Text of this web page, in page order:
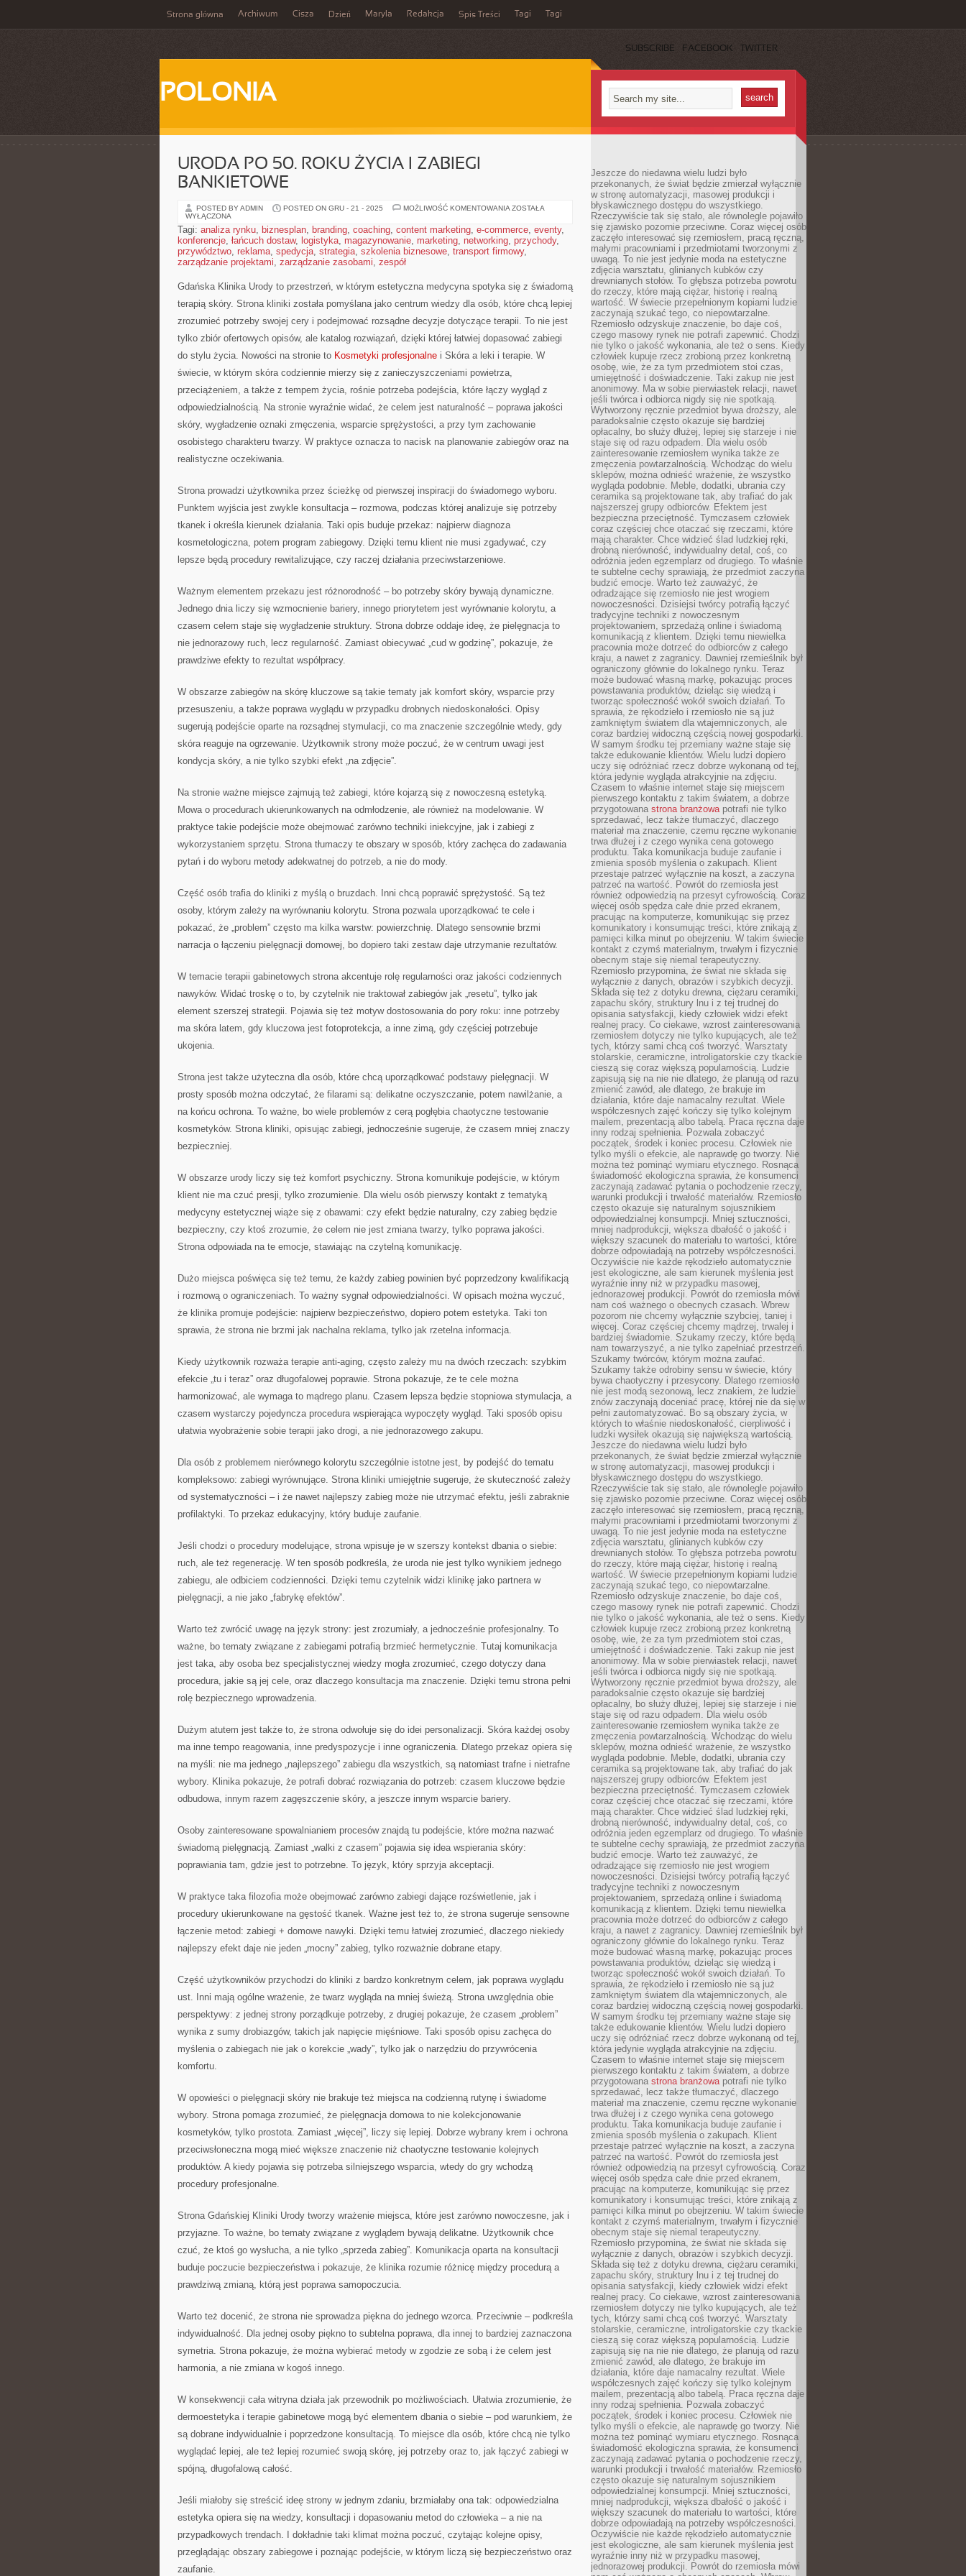
Strona główna Archiwum Cisza Dzień Maryla Redakcja Spis Treści Tagi Tagi
SUBSCRIBE FACEBOOK TWITTER
POLONIA
URODA PO 50. ROKU ŻYCIA I ZABIEGI
BANKIETOWE
POSTED BY ADMIN POSTED ON GRU - 21 - 2025 MOŻLIWOŚĆ KOMENTOWANIA URODA
ROKU
ŻYCIA
ZABIEGI
ZOSTAŁA
WYŁĄCZONA
Tagi: analiza rynku, biznesplan, branding, coaching, content marketing, e-commerce, eventy,
konferencje, łańcuch dostaw, logistyka, magazynowanie, marketing, networking, przychody,
przywództwo, reklama, spedycja, strategia, szkolenia biznesowe, transport firmowy,
zarządzanie projektami, zarządzanie zasobami, zespół
Gdańska Klinika Urody to przestrzeń, w którym estetyczna medycyna spotyka się z świadomą
terapią skóry. Strona kliniki została pomyślana jako centrum wiedzy dla osób, które chcą lepiej
zrozumieć potrzeby swojej cery i podejmować rozsądne decyzje dotyczące terapii. To nie jest
tylko zbiór ofertowych opisów, ale katalog rozwiązań, dzięki której łatwiej dopasować zabiegi
do stylu życia. Nowości na stronie to Kosmetyki profesjonalne i Skóra a leki i terapie. W
świecie, w którym skóra codziennie mierzy się z zanieczyszczeniami powietrza,
przeciążeniem, a także z tempem życia, rośnie potrzeba podejścia, które łączy wygląd z
odpowiedzialnością. Na stronie wyraźnie widać, że celem jest naturalność – poprawa jakości
skóry, wygładzenie oznaki zmęczenia, wsparcie sprężystości, a przy tym zachowanie
osobistego charakteru twarzy. W praktyce oznacza to nacisk na planowanie zabiegów oraz na
realistyczne oczekiwania.
Strona prowadzi użytkownika przez ścieżkę od pierwszej inspiracji do świadomego wyboru.
Punktem wyjścia jest zwykle konsultacja – rozmowa, podczas której analizuje się potrzeby
tkanek i określa kierunek działania. Taki opis buduje przekaz: najpierw diagnoza
kosmetologiczna, potem program zabiegowy. Dzięki temu klient nie musi zgadywać, czy
lepsze będą procedury rewitalizujące, czy raczej działania przeciwstarzeniowe.
Ważnym elementem przekazu jest różnorodność – bo potrzeby skóry bywają dynamiczne.
Jednego dnia liczy się wzmocnienie bariery, innego priorytetem jest wyrównanie kolorytu, a
czasem celem staje się wygładzenie struktury. Strona dobrze oddaje ideę, że pielęgnacja to
nie jednorazowy ruch, lecz regularność. Zamiast obiecywać „cud w godzinę”, pokazuje, że
prawdziwe efekty to rezultat współpracy.
W obszarze zabiegów na skórę kluczowe są takie tematy jak komfort skóry, wsparcie przy
przesuszeniu, a także poprawa wyglądu w przypadku drobnych niedoskonałości. Opisy
sugerują podejście oparte na rozsądnej stymulacji, co ma znaczenie szczególnie wtedy, gdy
skóra reaguje na ogrzewanie. Użytkownik strony może poczuć, że w centrum uwagi jest
kondycja skóry, a nie tylko szybki efekt „na zdjęcie”.
Na stronie ważne miejsce zajmują też zabiegi, które kojarzą się z nowoczesną estetyką.
Mowa o procedurach ukierunkowanych na odmłodzenie, ale również na modelowanie. W
praktyce takie podejście może obejmować zarówno techniki iniekcyjne, jak i zabiegi z
wykorzystaniem sprzętu. Strona tłumaczy te obszary w sposób, który zachęca do zadawania
pytań i do wyboru metody adekwatnej do potrzeb, a nie do mody.
Część osób trafia do kliniki z myślą o bruzdach. Inni chcą poprawić sprężystość. Są też
osoby, którym zależy na wyrównaniu kolorytu. Strona pozwala uporządkować te cele i
pokazać, że „problem” często ma kilka warstw: powierzchnię. Dlatego sensownie brzmi
narracja o łączeniu pielęgnacji domowej, bo dopiero taki zestaw daje utrzymanie rezultatów.
W temacie terapii gabinetowych strona akcentuje rolę regularności oraz jakości codziennych
nawyków. Widać troskę o to, by czytelnik nie traktował zabiegów jak „resetu”, tylko jak
element szerszej strategii. Pojawia się też motyw dostosowania do pory roku: inne potrzeby
ma skóra latem, gdy kluczowa jest fotoprotekcja, a inne zimą, gdy częściej potrzebuje
ukojenia.
Strona jest także użyteczna dla osób, które chcą uporządkować podstawy pielęgnacji. W
prosty sposób można odczytać, że filarami są: delikatne oczyszczanie, potem nawilżanie, a
na końcu ochrona. To ważne, bo wiele problemów z cerą pogłębia chaotyczne testowanie
kosmetyków. Strona kliniki, opisując zabiegi, jednocześnie sugeruje, że czasem mniej znaczy
bezpieczniej.
W obszarze urody liczy się też komfort psychiczny. Strona komunikuje podejście, w którym
klient nie ma czuć presji, tylko zrozumienie. Dla wielu osób pierwszy kontakt z tematyką
medycyny estetycznej wiąże się z obawami: czy efekt będzie naturalny, czy zabieg będzie
bezpieczny, czy ktoś zrozumie, że celem nie jest zmiana twarzy, tylko poprawa jakości.
Strona odpowiada na te emocje, stawiając na czytelną komunikację.
Dużo miejsca poświęca się też temu, że każdy zabieg powinien być poprzedzony kwalifikacją
i rozmową o ograniczeniach. To ważny sygnał odpowiedzialności. W opisach można wyczuć,
że klinika promuje podejście: najpierw bezpieczeństwo, dopiero potem estetyka. Taki ton
sprawia, że strona nie brzmi jak nachalna reklama, tylko jak rzetelna informacja.
Kiedy użytkownik rozważa terapie anti-aging, często zależy mu na dwóch rzeczach: szybkim
efekcie „tu i teraz” oraz długofalowej poprawie. Strona pokazuje, że te cele można
harmonizować, ale wymaga to mądrego planu. Czasem lepsza będzie stopniowa stymulacja, a
czasem wystarczy pojedyncza procedura wspierająca wypoczęty wygląd. Taki sposób opisu
ułatwia wyobrażenie sobie terapii jako drogi, a nie jednorazowego zakupu.
Dla osób z problemem nierównego kolorytu szczególnie istotne jest, by podejść do tematu
kompleksowo: zabiegi wyrównujące. Strona kliniki umiejętnie sugeruje, że skuteczność zależy
od systematyczności – i że nawet najlepszy zabieg może nie utrzymać efektu, jeśli zabraknie
profilaktyki. To przekaz edukacyjny, który buduje zaufanie.
Jeśli chodzi o procedury modelujące, strona wpisuje je w szerszy kontekst dbania o siebie:
ruch, ale też regenerację. W ten sposób podkreśla, że uroda nie jest tylko wynikiem jednego
zabiegu, ale odbiciem codzienności. Dzięki temu czytelnik widzi klinikę jako partnera w
pielęgnacji, a nie jako „fabrykę efektów”.
Warto też zwrócić uwagę na język strony: jest zrozumiały, a jednocześnie profesjonalny. To
ważne, bo tematy związane z zabiegami potrafią brzmieć hermetycznie. Tutaj komunikacja
jest taka, aby osoba bez specjalistycznej wiedzy mogła zrozumieć, czego dotyczy dana
procedura, jakie są jej cele, oraz dlaczego konsultacja ma znaczenie. Dzięki temu strona pełni
rolę bezpiecznego wprowadzenia.
Dużym atutem jest także to, że strona odwołuje się do idei personalizacji. Skóra każdej osoby
ma inne tempo reagowania, inne predyspozycje i inne ograniczenia. Dlatego przekaz opiera się
na myśli: nie ma jednego „najlepszego” zabiegu dla wszystkich, są natomiast trafne i nietrafne
wybory. Klinika pokazuje, że potrafi dobrać rozwiązania do potrzeb: czasem kluczowe będzie
odbudowa, innym razem zagęszczenie skóry, a jeszcze innym wsparcie bariery.
Osoby zainteresowane spowalnianiem procesów znajdą tu podejście, które można nazwać
świadomą pielęgnacją. Zamiast „walki z czasem” pojawia się idea wspierania skóry:
poprawiania tam, gdzie jest to potrzebne. To język, który sprzyja akceptacji.
W praktyce taka filozofia może obejmować zarówno zabiegi dające rozświetlenie, jak i
procedury ukierunkowane na gęstość tkanek. Ważne jest też to, że strona sugeruje sensowne
łączenie metod: zabiegi + domowe nawyki. Dzięki temu łatwiej zrozumieć, dlaczego niekiedy
najlepszy efekt daje nie jeden „mocny” zabieg, tylko rozważnie dobrane etapy.
Część użytkowników przychodzi do kliniki z bardzo konkretnym celem, jak poprawa wyglądu
ust. Inni mają ogólne wrażenie, że twarz wygląda na mniej świeżą. Strona uwzględnia obie
perspektywy: z jednej strony porządkuje potrzeby, z drugiej pokazuje, że czasem „problem”
wynika z sumy drobiazgów, takich jak napięcie mięśniowe. Taki sposób opisu zachęca do
myślenia o zabiegach nie jak o korekcie „wady”, tylko jak o narzędziu do przywrócenia
komfortu.
W opowieści o pielęgnacji skóry nie brakuje też miejsca na codzienną rutynę i świadome
wybory. Strona pomaga zrozumieć, że pielęgnacja domowa to nie kolekcjonowanie
kosmetyków, tylko prostota. Zamiast „więcej”, liczy się lepiej. Dobrze wybrany krem i ochrona
przeciwsłoneczna mogą mieć większe znaczenie niż chaotyczne testowanie kolejnych
produktów. A kiedy pojawia się potrzeba silniejszego wsparcia, wtedy do gry wchodzą
procedury profesjonalne.
Strona Gdańskiej Kliniki Urody tworzy wrażenie miejsca, które jest zarówno nowoczesne, jak i
przyjazne. To ważne, bo tematy związane z wyglądem bywają delikatne. Użytkownik chce
czuć, że ktoś go wysłucha, a nie tylko „sprzeda zabieg”. Komunikacja oparta na konsultacji
buduje poczucie bezpieczeństwa i pokazuje, że klinika rozumie różnicę między procedurą a
prawdziwą zmianą, którą jest poprawa samopoczucia.
Warto też docenić, że strona nie sprowadza piękna do jednego wzorca. Przeciwnie – podkreśla
indywidualność. Dla jednej osoby piękno to subtelna poprawa, dla innej to bardziej zaznaczona
symetria. Strona pokazuje, że można wybierać metody w zgodzie ze sobą i że celem jest
harmonia, a nie zmiana w kogoś innego.
W konsekwencji cała witryna działa jak przewodnik po możliwościach. Ułatwia zrozumienie, że
dermoestetyka i terapie gabinetowe mogą być elementem dbania o siebie – pod warunkiem, że
są dobrane indywidualnie i poprzedzone konsultacją. To miejsce dla osób, które chcą nie tylko
wyglądać lepiej, ale też lepiej rozumieć swoją skórę, jej potrzeby oraz to, jak łączyć zabiegi w
spójną, długofalową całość.
Jeśli miałoby się streścić ideę strony w jednym zdaniu, brzmiałaby ona tak: odpowiedzialna
estetyka opiera się na wiedzy, konsultacji i dopasowaniu metod do człowieka – a nie na
przypadkowych trendach. I dokładnie taki klimat można poczuć, czytając kolejne opisy,
przeglądając obszary zabiegowe i poznając podejście, w którym liczą się bezpieczeństwo oraz
zaufanie.
Jeszcze do niedawna wielu ludzi było
przekonanych, że świat będzie zmierzał wyłącznie
w stronę automatyzacji, masowej produkcji i
błyskawicznego dostępu do wszystkiego.
Rzeczywiście tak się stało, ale równolegle pojawiło
się zjawisko pozornie przeciwne. Coraz więcej osób
zaczęło interesować się rzemiosłem, pracą ręczną,
małymi pracowniami i przedmiotami tworzonymi z
uwagą. To nie jest jedynie moda na estetyczne
zdjęcia warsztatu, glinianych kubków czy
drewnianych stołów. To głębsza potrzeba powrotu
do rzeczy, które mają ciężar, historię i realną
wartość. W świecie przepełnionym kopiami ludzie
zaczynają szukać tego, co niepowtarzalne.
Rzemiosło odzyskuje znaczenie, bo daje coś,
czego masowy rynek nie potrafi zapewnić. Chodzi
nie tylko o jakość wykonania, ale też o sens. Kiedy
człowiek kupuje rzecz zrobioną przez konkretną
osobę, wie, że za tym przedmiotem stoi czas,
umiejętność i doświadczenie. Taki zakup nie jest
anonimowy. Ma w sobie pierwiastek relacji, nawet
jeśli twórca i odbiorca nigdy się nie spotkają.
Wytworzony ręcznie przedmiot bywa droższy, ale
paradoksalnie często okazuje się bardziej
opłacalny, bo służy dłużej, lepiej się starzeje i nie
staje się od razu odpadem. Dla wielu osób
zainteresowanie rzemiosłem wynika także ze
zmęczenia powtarzalnością. Wchodząc do wielu
sklepów, można odnieść wrażenie, że wszystko
wygląda podobnie. Meble, dodatki, ubrania czy
ceramika są projektowane tak, aby trafiać do jak
najszerszej grupy odbiorców. Efektem jest
bezpieczna przeciętność. Tymczasem człowiek
coraz częściej chce otaczać się rzeczami, które
mają charakter. Chce widzieć ślad ludzkiej ręki,
drobną nierówność, indywidualny detal, coś, co
odróżnia jeden egzemplarz od drugiego. To właśnie
te subtelne cechy sprawiają, że przedmiot zaczyna
budzić emocje. Warto też zauważyć, że
odradzające się rzemiosło nie jest wrogiem
nowoczesności. Dzisiejsi twórcy potrafią łączyć
tradycyjne techniki z nowoczesnym
projektowaniem, sprzedażą online i świadomą
komunikacją z klientem. Dzięki temu niewielka
pracownia może dotrzeć do odbiorców z całego
kraju, a nawet z zagranicy. Dawniej rzemieślnik był
ograniczony głównie do lokalnego rynku. Teraz
może budować własną markę, pokazując proces
powstawania produktów, dzieląc się wiedzą i
tworząc społeczność wokół swoich działań. To
sprawia, że rękodzieło i rzemiosło nie są już
zamkniętym światem dla wtajemniczonych, ale
coraz bardziej widoczną częścią nowej gospodarki.
W samym środku tej przemiany ważne staje się
także edukowanie klientów. Wielu ludzi dopiero
uczy się odróżniać rzecz dobrze wykonaną od tej,
która jedynie wygląda atrakcyjnie na zdjęciu.
Czasem to właśnie internet staje się miejscem
pierwszego kontaktu z takim światem, a dobrze
przygotowana strona branżowapotrafi nie tylko
sprzedawać, lecz także tłumaczyć, dlaczego
materiał ma znaczenie, czemu ręczne wykonanie
trwa dłużej i z czego wynika cena gotowego
produktu. Taka komunikacja buduje zaufanie i
zmienia sposób myślenia o zakupach. Klient
przestaje patrzeć wyłącznie na koszt, a zaczyna
patrzeć na wartość. Powrót do rzemiosła jest
również odpowiedzią na przesyt cyfrowością. Coraz
więcej osób spędza całe dnie przed ekranem,
pracując na komputerze, komunikując się przez
komunikatory i konsumując treści, które znikają z
pamięci kilka minut po obejrzeniu. W takim świecie
kontakt z czymś materialnym, trwałym i fizycznie
obecnym staje się niemal terapeutyczny.
Rzemiosło przypomina, że świat nie składa się
wyłącznie z danych, obrazów i szybkich decyzji.
Składa się też z dotyku drewna, ciężaru ceramiki,
zapachu skóry, struktury lnu i z tej trudnej do
opisania satysfakcji, kiedy człowiek widzi efekt
realnej pracy. Co ciekawe, wzrost zainteresowania
rzemiosłem dotyczy nie tylko kupujących, ale też
tych, którzy sami chcą coś tworzyć. Warsztaty
stolarskie, ceramiczne, introligatorskie czy tkackie
cieszą się coraz większą popularnością. Ludzie
zapisują się na nie nie dlatego, że planują od razu
zmienić zawód, ale dlatego, że brakuje im
działania, które daje namacalny rezultat. Wiele
współczesnych zajęć kończy się tylko kolejnym
mailem, prezentacją albo tabelą. Praca ręczna daje
inny rodzaj spełnienia. Pozwala zobaczyć
początek, środek i koniec procesu. Człowiek nie
tylko myśli o efekcie, ale naprawdę go tworzy. Nie
można też pominąć wymiaru etycznego. Rosnąca
świadomość ekologiczna sprawia, że konsumenci
zaczynają zadawać pytania o pochodzenie rzeczy,
warunki produkcji i trwałość materiałów. Rzemiosło
często okazuje się naturalnym sojusznikiem
odpowiedzialnej konsumpcji. Mniej sztuczności,
mniej nadprodukcji, większa dbałość o jakość i
większy szacunek do materiału to wartości, które
dobrze odpowiadają na potrzeby współczesności.
Oczywiście nie każde rękodzieło automatycznie
jest ekologiczne, ale sam kierunek myślenia jest
wyraźnie inny niż w przypadku masowej,
jednorazowej produkcji. Powrót do rzemiosła mówi
nam coś ważnego o obecnych czasach. Wbrew
pozorom nie chcemy wyłącznie szybciej, taniej i
więcej. Coraz częściej chcemy mądrzej, trwalej i
bardziej świadomie. Szukamy rzeczy, które będą
nam towarzyszyć, a nie tylko zapełniać przestrzeń.
Szukamy twórców, którym można zaufać.
Szukamy także odrobiny sensu w świecie, który
bywa chaotyczny i przesycony. Dlatego rzemiosło
nie jest modą sezonową, lecz znakiem, że ludzie
znów zaczynają doceniać pracę, której nie da się w
pełni zautomatyzować. Bo są obszary życia, w
których to właśnie niedoskonałość, cierpliwość i
ludzki wysiłek okazują się największą wartością.
Jeszcze do niedawna wielu ludzi było
przekonanych, że świat będzie zmierzał wyłącznie
w stronę automatyzacji, masowej produkcji i
błyskawicznego dostępu do wszystkiego.
Rzeczywiście tak się stało, ale równolegle pojawiło
się zjawisko pozornie przeciwne. Coraz więcej osób
zaczęło interesować się rzemiosłem, pracą ręczną,
małymi pracowniami i przedmiotami tworzonymi z
uwagą. To nie jest jedynie moda na estetyczne
zdjęcia warsztatu, glinianych kubków czy
drewnianych stołów. To głębsza potrzeba powrotu
do rzeczy, które mają ciężar, historię i realną
wartość. W świecie przepełnionym kopiami ludzie
zaczynają szukać tego, co niepowtarzalne.
Rzemiosło odzyskuje znaczenie, bo daje coś,
czego masowy rynek nie potrafi zapewnić. Chodzi
nie tylko o jakość wykonania, ale też o sens. Kiedy
człowiek kupuje rzecz zrobioną przez konkretną
osobę, wie, że za tym przedmiotem stoi czas,
umiejętność i doświadczenie. Taki zakup nie jest
anonimowy. Ma w sobie pierwiastek relacji, nawet
jeśli twórca i odbiorca nigdy się nie spotkają.
Wytworzony ręcznie przedmiot bywa droższy, ale
paradoksalnie często okazuje się bardziej
opłacalny, bo służy dłużej, lepiej się starzeje i nie
staje się od razu odpadem. Dla wielu osób
zainteresowanie rzemiosłem wynika także ze
zmęczenia powtarzalnością. Wchodząc do wielu
sklepów, można odnieść wrażenie, że wszystko
wygląda podobnie. Meble, dodatki, ubrania czy
ceramika są projektowane tak, aby trafiać do jak
najszerszej grupy odbiorców. Efektem jest
bezpieczna przeciętność. Tymczasem człowiek
coraz częściej chce otaczać się rzeczami, które
mają charakter. Chce widzieć ślad ludzkiej ręki,
drobną nierówność, indywidualny detal, coś, co
odróżnia jeden egzemplarz od drugiego. To właśnie
te subtelne cechy sprawiają, że przedmiot zaczyna
budzić emocje. Warto też zauważyć, że
odradzające się rzemiosło nie jest wrogiem
nowoczesności. Dzisiejsi twórcy potrafią łączyć
tradycyjne techniki z nowoczesnym
projektowaniem, sprzedażą online i świadomą
komunikacją z klientem. Dzięki temu niewielka
pracownia może dotrzeć do odbiorców z całego
kraju, a nawet z zagranicy. Dawniej rzemieślnik był
ograniczony głównie do lokalnego rynku. Teraz
może budować własną markę, pokazując proces
powstawania produktów, dzieląc się wiedzą i
tworząc społeczność wokół swoich działań. To
sprawia, że rękodzieło i rzemiosło nie są już
zamkniętym światem dla wtajemniczonych, ale
coraz bardziej widoczną częścią nowej gospodarki.
W samym środku tej przemiany ważne staje się
także edukowanie klientów. Wielu ludzi dopiero
uczy się odróżniać rzecz dobrze wykonaną od tej,
która jedynie wygląda atrakcyjnie na zdjęciu.
Czasem to właśnie internet staje się miejscem
pierwszego kontaktu z takim światem, a dobrze
przygotowana strona branżowapotrafi nie tylko
sprzedawać, lecz także tłumaczyć, dlaczego
materiał ma znaczenie, czemu ręczne wykonanie
trwa dłużej i z czego wynika cena gotowego
produktu. Taka komunikacja buduje zaufanie i
zmienia sposób myślenia o zakupach. Klient
przestaje patrzeć wyłącznie na koszt, a zaczyna
patrzeć na wartość. Powrót do rzemiosła jest
również odpowiedzią na przesyt cyfrowością. Coraz
więcej osób spędza całe dnie przed ekranem,
pracując na komputerze, komunikując się przez
komunikatory i konsumując treści, które znikają z
pamięci kilka minut po obejrzeniu. W takim świecie
kontakt z czymś materialnym, trwałym i fizycznie
obecnym staje się niemal terapeutyczny.
Rzemiosło przypomina, że świat nie składa się
wyłącznie z danych, obrazów i szybkich decyzji.
Składa się też z dotyku drewna, ciężaru ceramiki,
zapachu skóry, struktury lnu i z tej trudnej do
opisania satysfakcji, kiedy człowiek widzi efekt
realnej pracy. Co ciekawe, wzrost zainteresowania
rzemiosłem dotyczy nie tylko kupujących, ale też
tych, którzy sami chcą coś tworzyć. Warsztaty
stolarskie, ceramiczne, introligatorskie czy tkackie
cieszą się coraz większą popularnością. Ludzie
zapisują się na nie nie dlatego, że planują od razu
zmienić zawód, ale dlatego, że brakuje im
działania, które daje namacalny rezultat. Wiele
współczesnych zajęć kończy się tylko kolejnym
mailem, prezentacją albo tabelą. Praca ręczna daje
inny rodzaj spełnienia. Pozwala zobaczyć
początek, środek i koniec procesu. Człowiek nie
tylko myśli o efekcie, ale naprawdę go tworzy. Nie
można też pominąć wymiaru etycznego. Rosnąca
świadomość ekologiczna sprawia, że konsumenci
zaczynają zadawać pytania o pochodzenie rzeczy,
warunki produkcji i trwałość materiałów. Rzemiosło
często okazuje się naturalnym sojusznikiem
odpowiedzialnej konsumpcji. Mniej sztuczności,
mniej nadprodukcji, większa dbałość o jakość i
większy szacunek do materiału to wartości, które
dobrze odpowiadają na potrzeby współczesności.
Oczywiście nie każde rękodzieło automatycznie
jest ekologiczne, ale sam kierunek myślenia jest
wyraźnie inny niż w przypadku masowej,
jednorazowej produkcji. Powrót do rzemiosła mówi